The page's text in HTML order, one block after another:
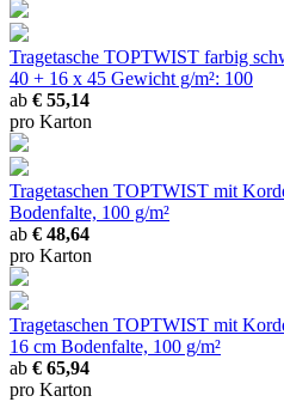
Tragetasche TOPTWIST farbig
40 + 16 x 45 Gewicht g/m²: 100
ab € 55,14
pro Karton
Tragetaschen TOPTWIST mit
Bodenfalte, 100 g/m²
ab € 48,64
pro Karton
Tragetaschen TOPTWIST mit
16 cm Bodenfalte, 100 g/m²
ab € 65,94
pro Karton